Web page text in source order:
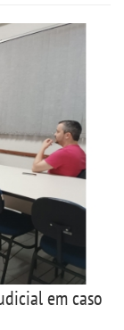
em caso